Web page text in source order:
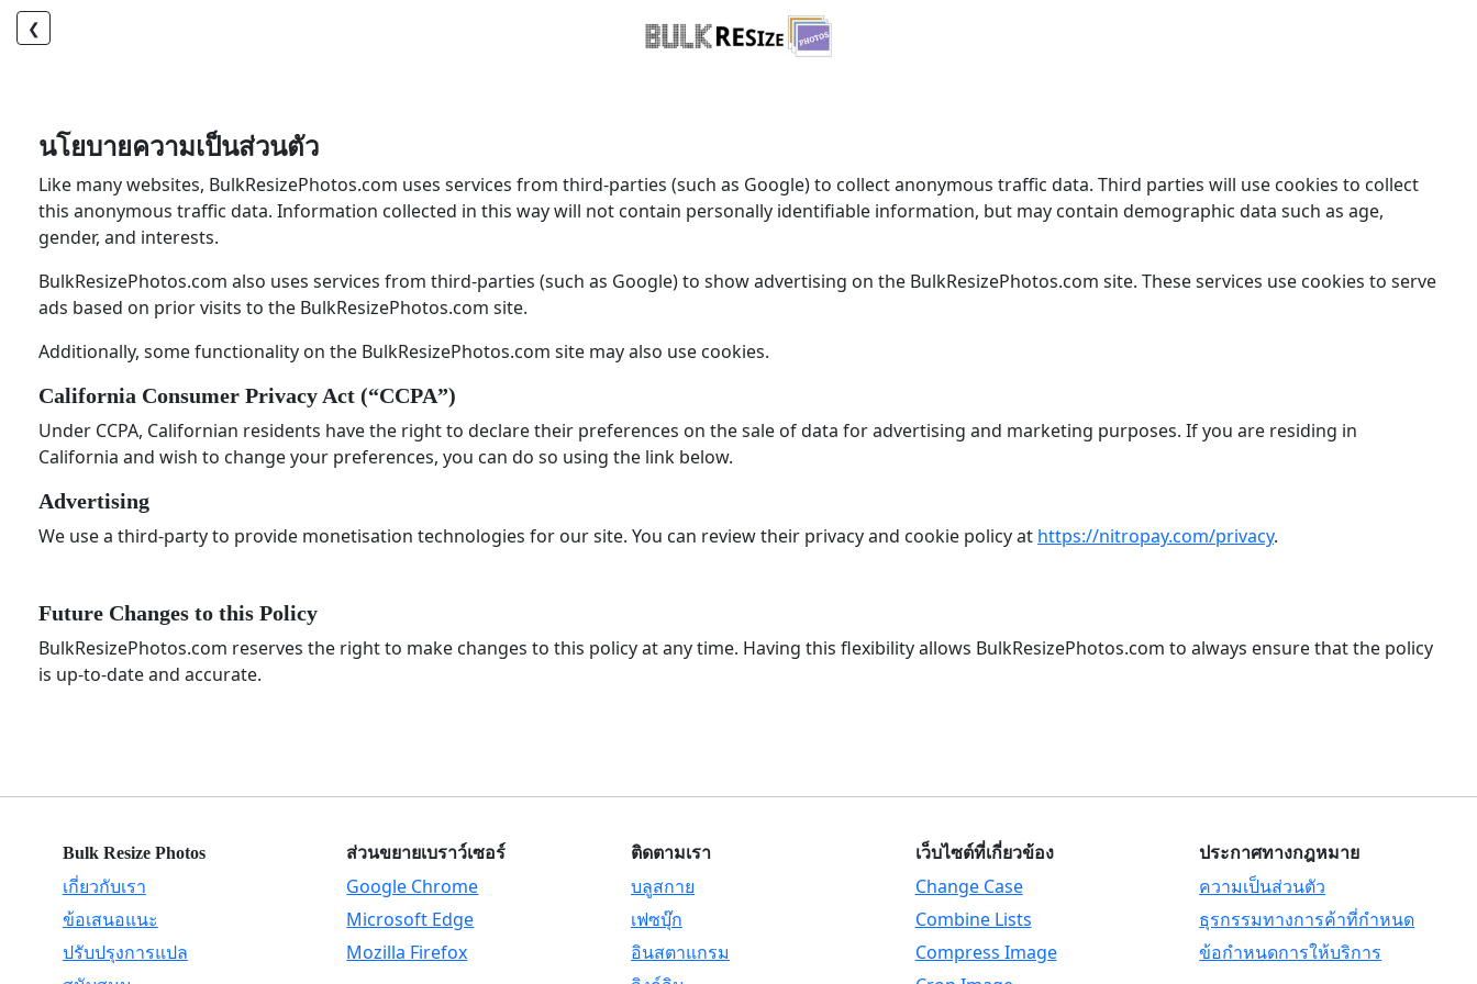
❮
นโยบายความเป็นส่วนตัว
Like many websites, BulkResizePhotos.com uses services from third-parties (such as Google) to collect anonymous traffic data. Third parties will use cookies to collect
this anonymous traffic data. Information collected in this way will not contain personally identifiable information, but may contain demographic data such as age,
gender, and interests.
BulkResizePhotos.com also uses services from third-parties (such as Google) to show advertising on the BulkResizePhotos.com site. These services use cookies to serve
ads based on prior visits to the BulkResizePhotos.com site.
Additionally, some functionality on the BulkResizePhotos.com site may also use cookies.
California Consumer Privacy Act (“CCPA”)
Under CCPA, Californian residents have the right to declare their preferences on the sale of data for advertising and marketing purposes. If you are residing in
California and wish to change your preferences, you can do so using the link below.
Advertising
We use a third-party to provide monetisation technologies for our site. You can review their privacy and cookie policy at https://nitropay.com/privacy.
Future Changes to this Policy
BulkResizePhotos.com reserves the right to make changes to this policy at any time. Having this flexibility allows BulkResizePhotos.com to always ensure that the policy
is up-to-date and accurate.
Bulk Resize Photos
เกี่ยวกับเรา
ข้อเสนอแนะ
ปรับปรุงการแปล
ส่วนขยายเบราว์เซอร์
Google Chrome
Microsoft Edge
Mozilla Firefox
ติดตามเรา
บลูสกาย
เฟซบุ๊ก
อินสตาแกรม
เว็บไซต์ที่เกี่ยวข้อง
Change Case
Combine Lists
Compress Image
ประกาศทางกฎหมาย
ความเป็นส่วนตัว
ธุรกรรมทางการค้าที่กำหนด
ข้อกำหนดการให้บริการ